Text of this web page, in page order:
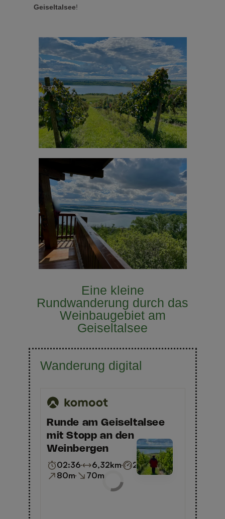
Geiseltalsee!
Eine kleine
Rundwanderung durch das
Weinbaugebiet am
Geiseltalsee
Wanderung digital